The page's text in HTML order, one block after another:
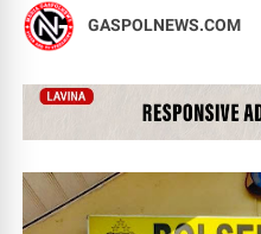
GASPOLNEWS.COM